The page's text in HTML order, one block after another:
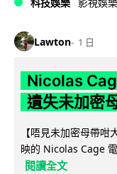
Lawton 1 日
Nicolas
遺失未加密
【唔見未加密母帶
映的 Nicolas Cage
閱讀全文